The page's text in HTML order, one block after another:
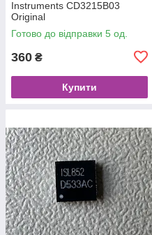
Instruments CD3215B03
Original
Готово до відправки 5 од.
360 ₴
Купити